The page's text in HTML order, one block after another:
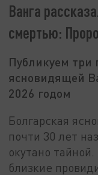
Ванга
смертью:
Публикуем три
ясновидящей
2026 годом
Болгарская
почти 30 лет
окутано
близкие